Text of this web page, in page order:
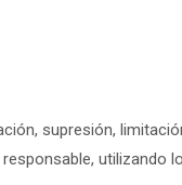
supresión,
utilizando